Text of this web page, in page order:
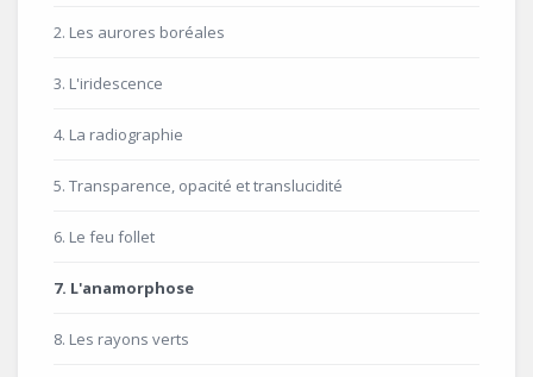
2. Les aurores boréales
3. L'iridescence
4. La radiographie
5. Transparence, opacité et translucidité
6. Le feu follet
7. L'anamorphose
8. Les rayons verts